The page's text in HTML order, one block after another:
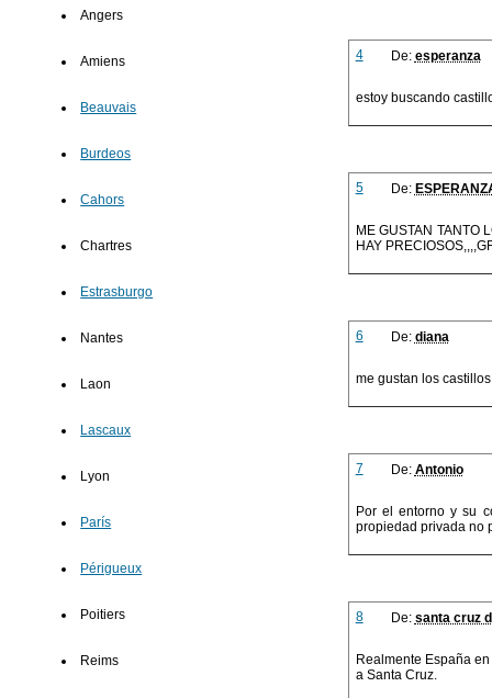
Angers
Amiens
Beauvais
Burdeos
Cahors
Chartres
Estrasburgo
Nantes
Laon
Lascaux
Lyon
París
Périgueux
Poitiers
Reims
4 De: esperanza
estoy buscando
5 De:
ME GUSTAN TANTO
HAY
6 De: diana
me gustan los
7 De: Antonio
Por el entorno y su
propiedad privada no
8 De: santa cruz
Realmente España
a Santa Cruz.